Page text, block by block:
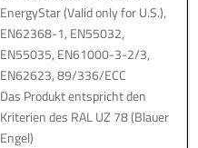
EnergyStar (Valid only for U.S.),
EN62368-1, EN55032,
EN55035, EN61000-3-2/3,
EN62623, 89/336/ECC
Das Produkt entspricht den
Kriterien des RAL UZ 78 (Blauer
Engel)